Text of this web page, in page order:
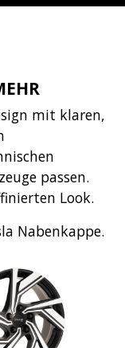
mit klaren,
passen.
Look.
Nabenkappe.